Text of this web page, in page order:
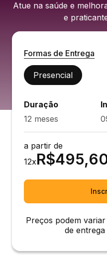
Atue na saúde e
e
Formas de Entrega
Presencial
Duração
12 meses
a partir de
12xR$
Preços podem
de